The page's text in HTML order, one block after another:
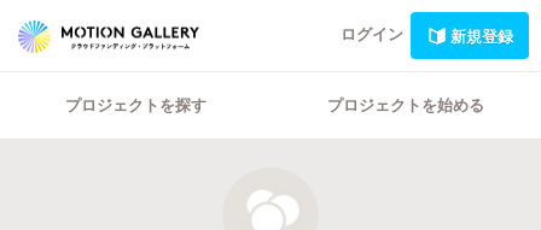
ログイン 新規登録
プロジェクトを探す プロジェクトを始める